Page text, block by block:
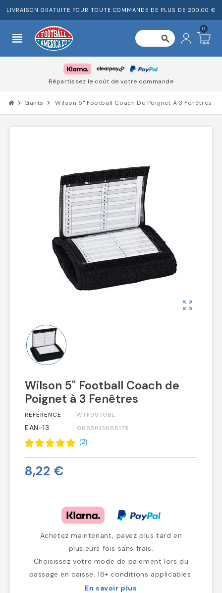
LIVRAISON GRATUITE POUR TOUTE COMMANDE DE PLUS DE 200,00 €
view_headline search
0
Répartissez le coût de votre commande
chevron_right Gants chevron_right Wilson 5" Football Coach De Poignet À 3 Fenêtres
zoom_out_map
Wilson 5" Football Coach de
Poignet à 3 Fenêtres
RÉFÉRENCE WTF9970BL
EAN-13 0883813686179
(2)
8,22 €
Achetez maintenant, payez plus tard en
plusieurs fois sans frais.
Choisissez votre mode de paiement lors du
passage en caisse. 18+ conditions applicables.
En savoir plus